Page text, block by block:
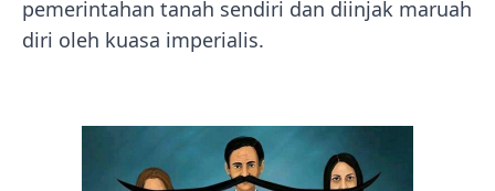
pemerintahan tanah sendiri dan diinjak maruah
diri oleh kuasa imperialis.